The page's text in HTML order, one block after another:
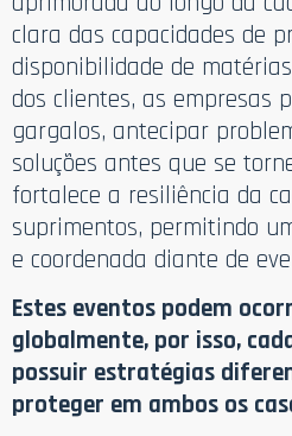
clara das capacidades de
disponibilidade de
dos clientes, as empresas
gargalos, antecipar
soluções antes que se
fortalece a resiliência da
suprimentos, permitindo
e coordenada diante de
Estes eventos podem
globalmente, por isso,
possuir estratégias
proteger em ambos os